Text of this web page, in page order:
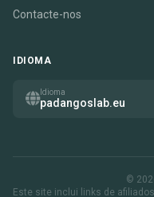
Contacte-nos
IDIOMA
Idioma
padangoslab.eu
©
Este site inclui links de